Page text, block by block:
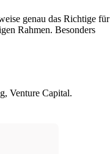
genau das Richtige für
Rahmen. Besonders
Venture Capital.